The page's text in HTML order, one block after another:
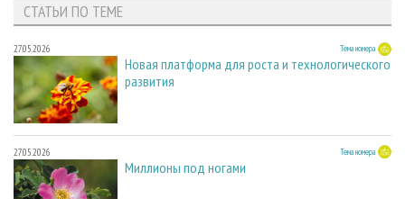
СТАТЬИ ПО ТЕМЕ
27.05.2026 Тема номера
Новая платформа для роста и технологического
развития
27.05.2026 Тема номера
Миллионы под ногами